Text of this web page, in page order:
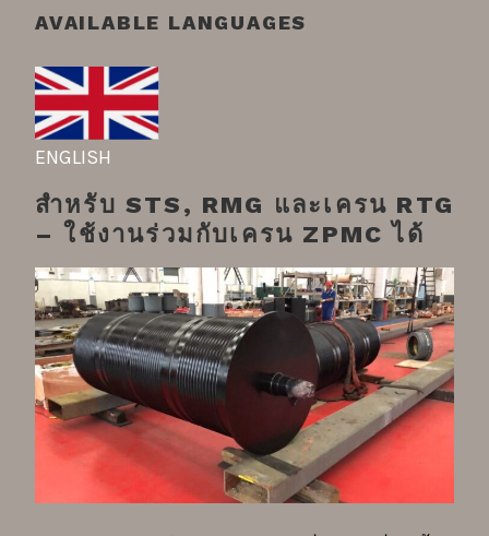
AVAILABLE LANGUAGES
ENGLISH
สำหรับ STS, RMG และเครน RTG
– ใช้งานร่วมกับเครน ZPMC ได้